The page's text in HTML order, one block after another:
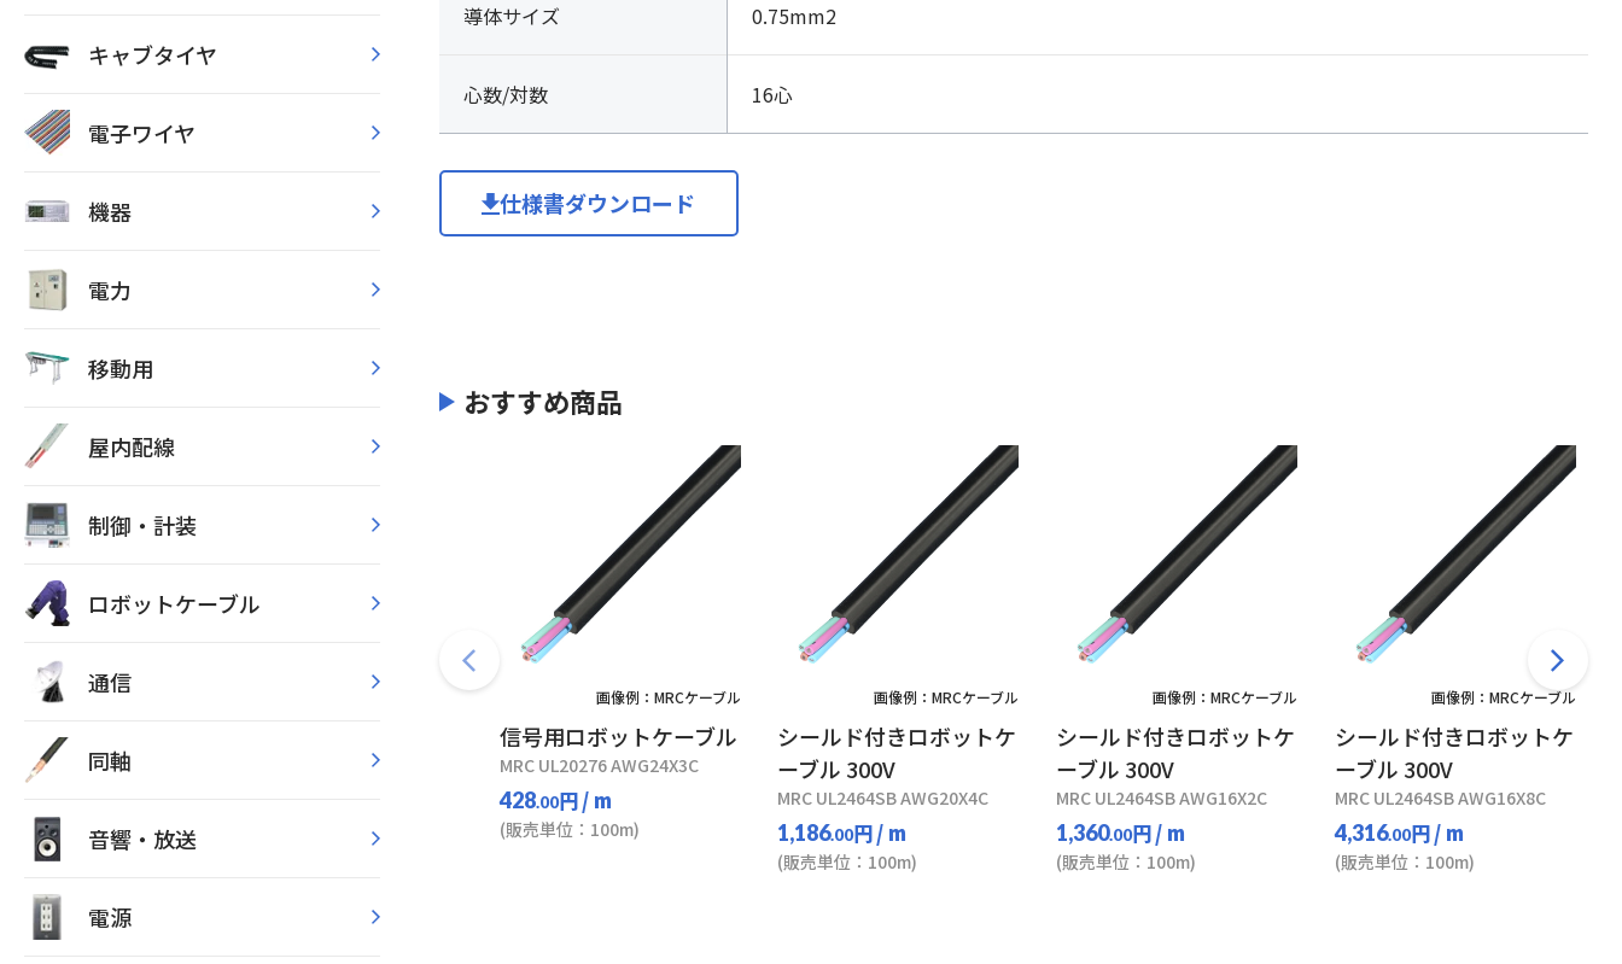
キャブタイヤ
電子ワイヤ
機器
電力
移動用
屋内配線
制御・計装
ロボットケーブル
通信
同軸
音響・放送
電源
導体サイズ 0.75mm2
心数/対数 16心
仕様書ダウンロード
おすすめ商品
画像例：MRCケーブル
信号用ロボットケーブル
MRC UL20276 AWG24X3C
428.00円/ m
(販売単位：100m)
画像例：MRCケーブル
シールド付きロボットケ
ーブル 300V
MRC UL2464SB AWG20X4C
1,186.00円/ m
(販売単位：100m)
画像例：MRCケーブル
シールド付きロボットケ
ーブル 300V
MRC UL2464SB AWG16X2C
1,360.00円/ m
(販売単位：100m)
画像例：MRCケーブル
シールド付きロボットケ
ーブル 300V
MRC UL2464SB AWG16X8C
4,316.00円/ m
(販売単位：100m)